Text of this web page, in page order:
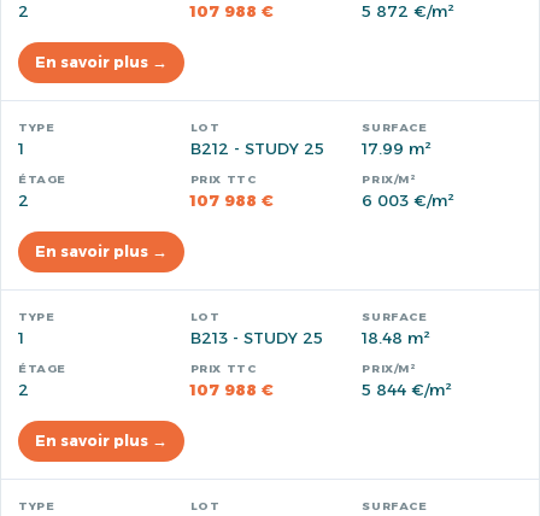
2 107 988 € 5 872 €/m²
En savoir plus →
1 B212 - STUDY 25 17.99 m²
2 107 988 € 6 003 €/m²
En savoir plus →
1 B213 - STUDY 25 18.48 m²
2 107 988 € 5 844 €/m²
En savoir plus →